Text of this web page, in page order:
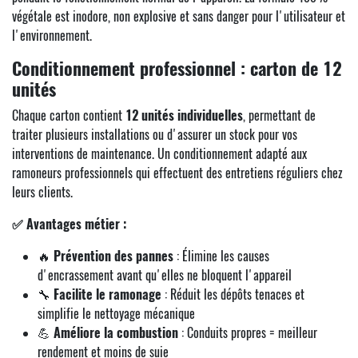
végétale est inodore, non explosive et sans danger pour l'utilisateur et
l'environnement.
Conditionnement professionnel : carton de 12
unités
Chaque carton contient 12 unités individuelles, permettant de
traiter plusieurs installations ou d'assurer un stock pour vos
interventions de maintenance. Un conditionnement adapté aux
ramoneurs professionnels qui effectuent des entretiens réguliers chez
leurs clients.
✅ Avantages métier :
🔥 Prévention des pannes : Élimine les causes
d'encrassement avant qu'elles ne bloquent l'appareil
🔧 Facilite le ramonage : Réduit les dépôts tenaces et
simplifie le nettoyage mécanique
💪 Améliore la combustion : Conduits propres = meilleur
rendement et moins de suie